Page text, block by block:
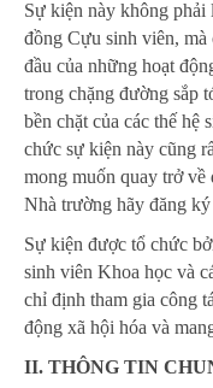
Sự kiện này không phải
đồng Cựu sinh viên, mà
đầu của những hoạt
trong chặng đường sắp
bền chặt của các thế
chức sự kiện này cũng
mong muốn quay trở
Nhà trường hãy đăng
Sự kiện được tổ chức
sinh viên Khoa học và
chỉ định tham gia công
động xã hội hóa và
II. THÔNG TIN